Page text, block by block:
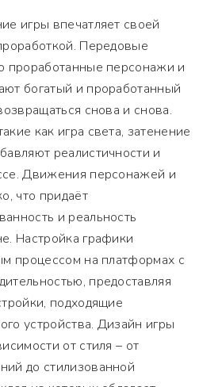
игры впечатляет своей
Передовые
проработанные персонажи и
богатый и проработанный
снова и снова.
как игра света, затенение
реалистичности и
Движения персонажей и
что придаёт
и реальность
Настройка графики
процессом на платформах с
предоставляя
подходящие
устройства. Дизайн игры
от стиля – от
до стилизованной